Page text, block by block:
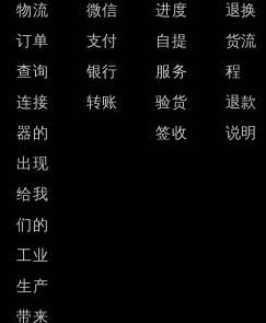
物流
订单
查询
连接
器的
出现
给我
们的
工业
生产
带来
微信
支付
银行
转账
进度
自提
服务
验货
签收
退换
货流
程
退款
说明